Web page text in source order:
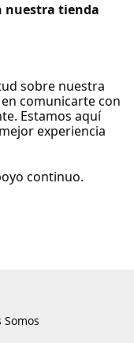
nuestra tienda
sobre nuestra
comunicarte con
Estamos aquí
experiencia
continuo.
Somos